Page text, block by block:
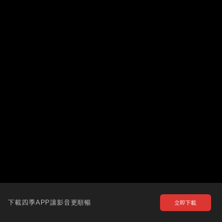
下載四季APP讓影音更順暢 立即下載